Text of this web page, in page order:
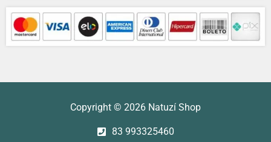
Formas de Pagamentos
Copyright © 2026 Natuzí Shop
83 993325460